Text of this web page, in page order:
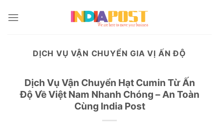
DỊCH VỤ VẬN CHUYỂN GIA VỊ ẤN ĐỘ
Dịch Vụ Vận Chuyển Hạt Cumin Từ Ấn
Độ Về Việt Nam Nhanh Chóng – An Toàn
Cùng India Post